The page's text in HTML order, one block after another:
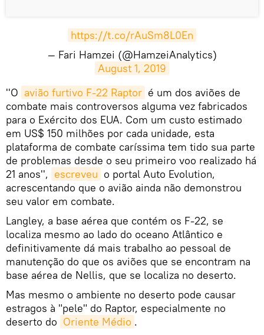
https://t.co/rAuSm8L0En
— Fari Hamzei (@HamzeiAnalytics)
August 1, 2019
''​O avião furtivo F-22 Raptor é um dos aviões de
combate mais controversos alguma vez fabricados
para o Exército dos EUA. Com um custo estimado
em US$ 150 milhões por cada unidade, esta
plataforma de combate caríssima tem tido sua parte
de problemas desde o seu primeiro voo realizado há
21 anos'', escreveu o portal Auto Evolution,
acrescentando que o avião ainda não demonstrou
seu valor em combate.
Langley, a base aérea que contém os F-22, se
localiza mesmo ao lado do oceano Atlântico e
definitivamente dá mais trabalho ao pessoal de
manutenção do que os aviões que se encontram na
base aérea de Nellis, que se localiza no deserto.
Mas mesmo o ambiente no deserto pode causar
estragos à "pele" do Raptor, especialmente no
deserto do Oriente Médio .